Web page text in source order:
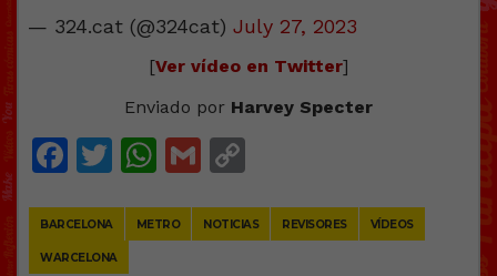
— 324.cat (@324cat) July 27, 2023
[Ver vídeo en Twitter]
Enviado por Harvey Specter
Facebook
Twitter
WhatsApp
Gmail
BARCELONA METRO NOTICIAS REVISORES VÍDEOS
WARCELONA